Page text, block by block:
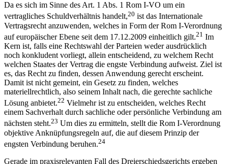
vertragliches Schuldverhältnis handelt,20ist das Internationale
Vertragsrecht anzuwenden, welches in Form der Rom I-Verordnung
auf europäischer Ebene seit dem 17.12.2009 einheitlich gilt.21Im
Kern ist, falls eine Rechtswahl der Parteien weder ausdrücklich
noch konkludent vorliegt, allein entscheidend, zu welchem Recht
welchen Staates der Vertrag die engste Verbindung aufweist. Ziel ist
es, das Recht zu finden, dessen Anwendung gerecht erscheint.
Damit ist nicht gemeint, ein Gesetz zu finden, welches
materiellrechtlich, also seinem Inhalt nach, die gerechte sachliche
Lösung anbietet.22Vielmehr ist zu entscheiden, welches Recht
einem Sachverhalt durch sachliche oder persönliche Verbindung am
nächsten steht.23Um dies zu ermitteln, stellt die Rom I-Verordnung
objektive Anknüpfungsregeln auf, die auf diesem Prinzip der
engsten Verbindung beruhen.24
sich für die dort geschlossenen Schiedsrichterverträge eine Reihe